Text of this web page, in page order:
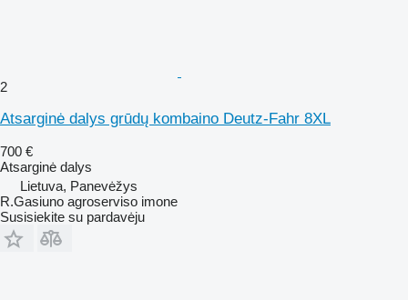
2
Atsarginė dalys grūdų kombaino Deutz-Fahr 8XL
700 €
Atsarginė dalys
Lietuva, Panevėžys
R.Gasiuno agroserviso imone
Susisiekite su pardavėju